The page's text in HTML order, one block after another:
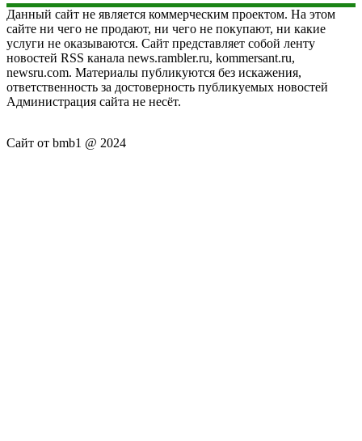
Данный сайт не является коммерческим проектом. На этом
сайте ни чего не продают, ни чего не покупают, ни какие
услуги не оказываются. Сайт представляет собой ленту
новостей RSS канала news.rambler.ru, kommersant.ru,
newsru.com. Материалы публикуются без искажения,
ответственность за достоверность публикуемых новостей
Администрация сайта не несёт.
Сайт от bmb1 @ 2024